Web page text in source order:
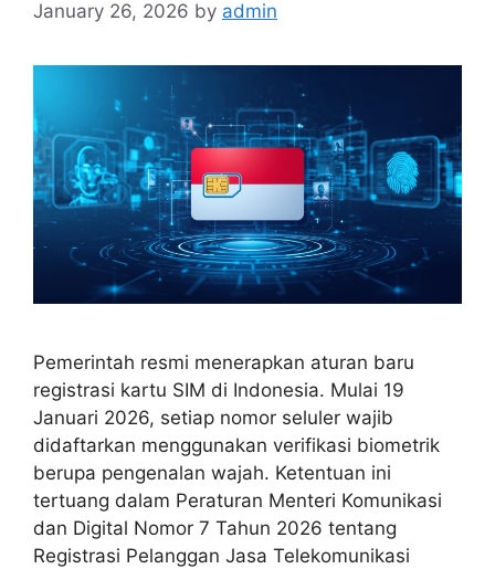
January 26, 2026 by admin
Pemerintah resmi menerapkan aturan baru
registrasi kartu SIM di Indonesia. Mulai 19
Januari 2026, setiap nomor seluler wajib
didaftarkan menggunakan verifikasi biometrik
berupa pengenalan wajah. Ketentuan ini
tertuang dalam Peraturan Menteri Komunikasi
dan Digital Nomor 7 Tahun 2026 tentang
Registrasi Pelanggan Jasa Telekomunikasi